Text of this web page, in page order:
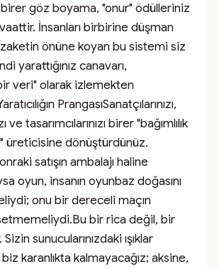
göz boyama, "onur" ödülleriniz
İnsanları birbirine düşman
önüne koyan bu sistemi siz
yarattığınız canavarı,
veri" olarak izlemekten
PrangasıSanatçılarınızı,
ve tasarımcılarınızı birer "bağımlılık
üreticisine dönüştürdünüz.
satışın ambalajı haline
oyun, insanın oyunbaz doğasını
onu bir dereceli maçın
bir rica değil, bir
sunucularınızdaki ışıklar
karanlıkta kalmayacağız; aksine,